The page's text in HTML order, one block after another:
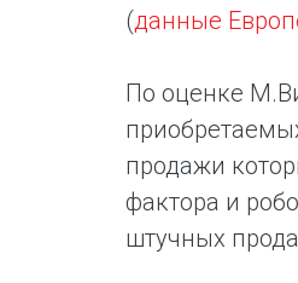
(данные
По оценке
продажи
фактора и
штучных